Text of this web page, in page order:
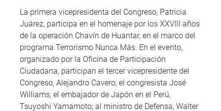
La primera vicepresidenta del Congreso, Patricia
Juárez, participa en el homenaje por los XXVIII años
de la operación Chavín de Huantar, en el marco del
programa Terrorismo Nunca Más. En el evento,
organizado por la Oficina de Participación
Ciudadana, participan el tercer vicepresidente del
Congreso, Alejandro Cavero; el congresista José
Williams, el embajador de Japón en el Perú,
Tsuyoshi Yamamoto; al ministro de Defensa, Walter